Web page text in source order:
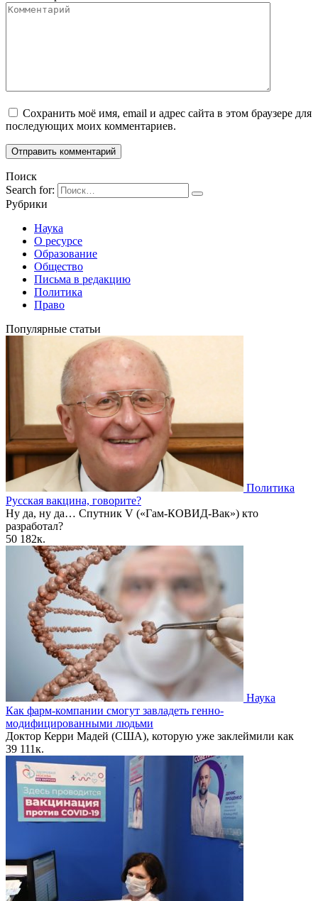
Сохранить моё имя, email и адрес сайта в этом браузере для
последующих моих комментариев.
Поиск
Search for:
Рубрики
Наука
О ресурсе
Образование
Общество
Письма в редакцию
Политика
Право
Популярные статьи
Политика
Русская вакцина, говорите?
Ну да, ну да… Спутник V («Гам-КОВИД-Вак») кто
разработал?
50 182к.
Наука
Как фарм-компании смогут завладеть генно-
модифицированными людьми
Доктор Керри Мадей (США), которую уже заклеймили как
39 111к.